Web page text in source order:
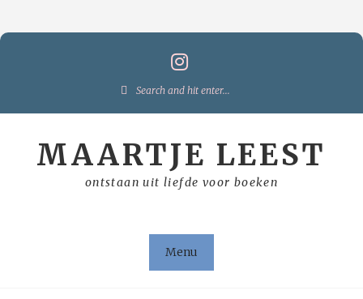
Search
MAARTJE LEEST
ontstaan uit liefde voor boeken
Menu